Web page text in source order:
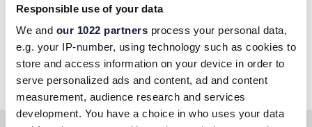
Responsible use of your data
We and our 1022 partners process your personal data,
e.g. your IP-number, using technology such as cookies to
store and access information on your device in order to
serve personalized ads and content, ad and content
measurement, audience research and services
development. You have a choice in who uses your data